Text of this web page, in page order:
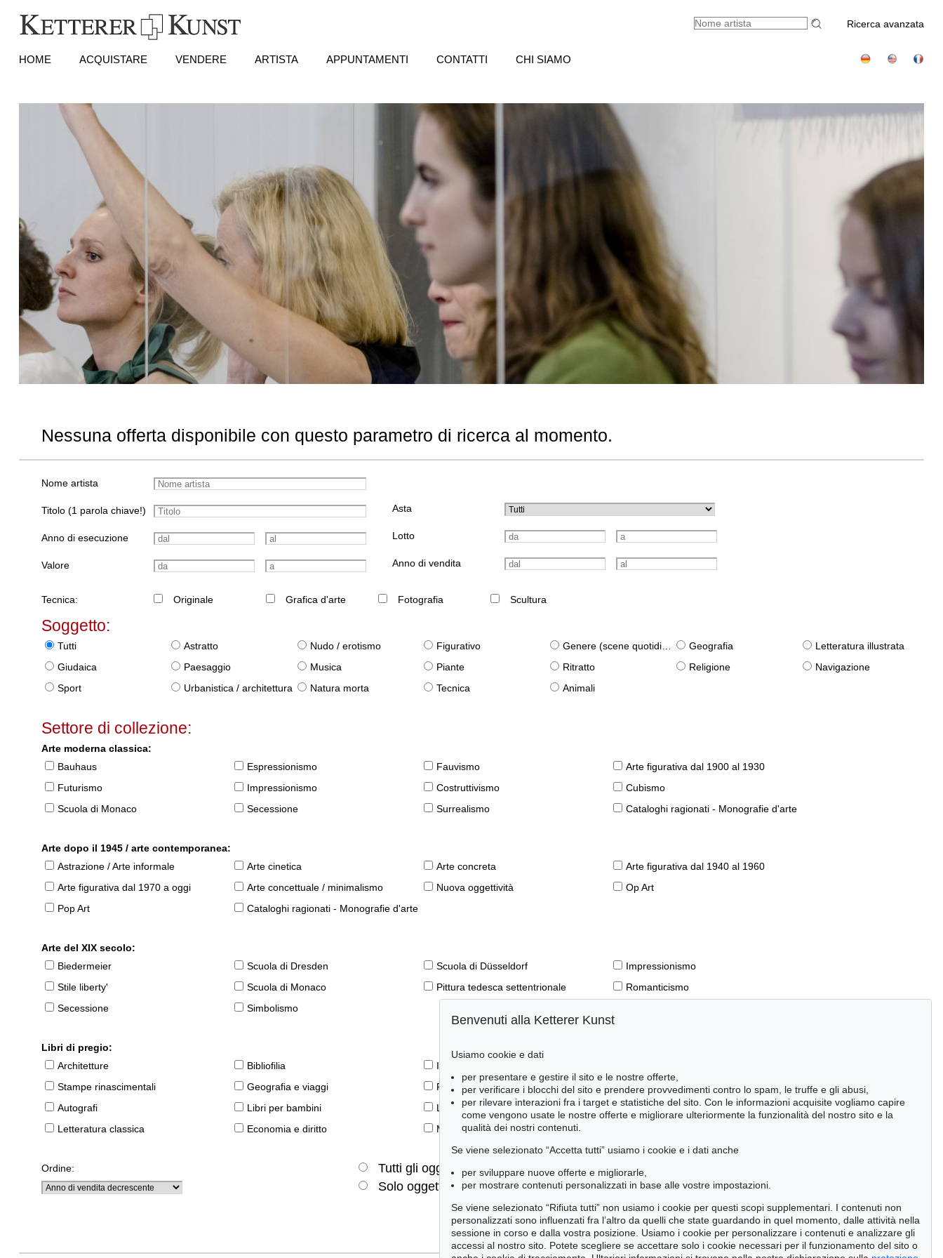
Ricerca avanzata
HOME ACQUISTARE VENDERE ARTISTA APPUNTAMENTI CONTATTI CHI SIAMO
Nessuna offerta disponibile con questo parametro di ricerca al momento.
Nome artista
Titolo (1 parola chiave!)
Anno di esecuzione
Valore
Asta
Lotto
Anno di vendita
Tecnica: Originale Grafica d'arte Fotografia Scultura
Soggetto:
Tutti Astratto Nudo / erotismo Figurativo Genere (scene quotidiane) Geografia
Letteratura illustrata
Giudaica
Paesaggio Musica Piante Ritratto Religione
Navigazione
Sport
Urbanistica / architettura Natura morta Tecnica Animali
Settore di collezione:
Arte moderna classica:
Bauhaus
Espressionismo Fauvismo
Arte figurativa dal 1900 al 1930
Futurismo
Impressionismo Costruttivismo
Cubismo
Scuola di Monaco
Secessione Surrealismo Cataloghi ragionati - Monografie d'arte
Arte dopo il 1945 / arte contemporanea:
Astrazione / Arte informale
Arte cinetica Arte concreta
Arte figurativa dal 1940 al 1960
Arte figurativa dal 1970 a oggi
Arte concettuale / minimalismo Nuova oggettività
Op Art
Pop Art
Cataloghi ragionati - Monografie d'arte
Arte del XIX secolo:
Biedermeier
Scuola di Dresden Scuola di Düsseldorf
Impressionismo
Stile liberty'
Scuola di Monaco Pittura tedesca settentrionale
Romanticismo
Secessione
Simbolismo
Libri di pregio:
Architetture
Bibliofilia Il libro e la modernità
Stampe rinascimentali
Geografia e viaggi Prime edizioni
Manoscritti antichi
Autografi
Libri per bambini Lifestyle
Pietre miliari delle scienze naturali
Letteratura classica
Economia e diritto Meraviglie della natura
Ordine: Tutti gli oggetti
Solo offerte attuali
Solo oggetti venduti
Benvenuti alla Ketterer Kunst
Usiamo cookie e dati
per presentare e gestire il sito e le nostre offerte,
per verificare i blocchi del sito e prendere provvedimenti contro lo spam, le truffe e gli abusi,
per rilevare interazioni fra i target e statistiche del sito. Con le informazioni acquisite vogliamo capire
come vengono usate le nostre offerte e migliorare ulteriormente la funzionalità del nostro sito e la
qualità dei nostri contenuti.
Se viene selezionato “Accetta tutti” usiamo i cookie e i dati anche
per sviluppare nuove offerte e migliorarle,
per mostrare contenuti personalizzati in base alle vostre impostazioni.
Se viene selezionato “Rifiuta tutti” non usiamo i cookie per questi scopi supplementari. I contenuti non
personalizzati sono influenzati fra l’altro da quelli che state guardando in quel momento, dalle attività nella
sessione in corso e dalla vostra posizione. Usiamo i cookie per personalizzare i contenuti e analizzare gli
accessi al nostro sito. Potete scegliere se accettare solo i cookie necessari per il funzionamento del sito o